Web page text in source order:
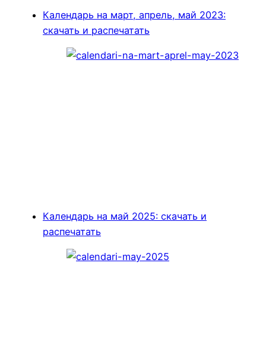
Календарь на март, апрель, май 2023:
скачать и распечатать
Календарь на май 2025: скачать и
распечатать